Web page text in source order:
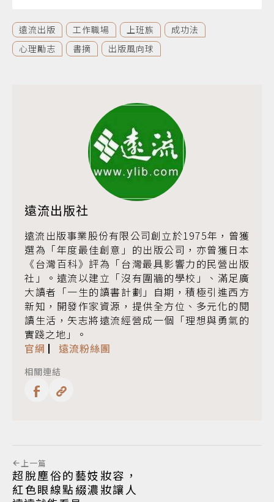
遠流出版 工作職場 上班族
成功法
心理勵志
書摘 出版風向球
遠流出版社
遠流出版事業股份有限公司創立於1975年，曾獲
選為「年度最佳創意」的出版公司，亦曾獲日本
《台灣百科》評為「台灣最具影響力的民營出版
社」。遠流以建立「沒有圍牆的學校」、滿足廣
大讀者「一生的讀書計劃」自期，積極引進西方
新知，開發作家資源，提供全方位、多元化的閱
讀生活，矢志將遠流經營成一個「理想與勇氣的
實踐之地」。
官網 ▏ 遠流粉絲團
相關連結
上一篇
超脫塵俗的藝妓妝容，
紅色眼線點綴濃妝讓人